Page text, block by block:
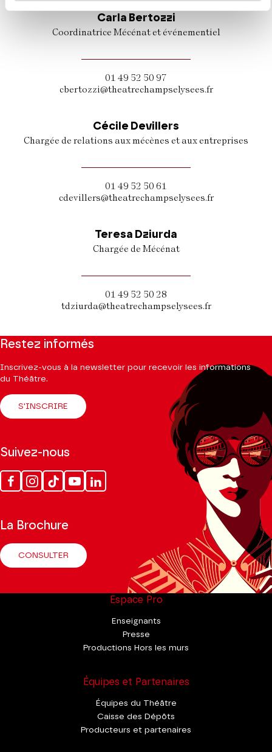
Carla Bertozzi
Coordinatrice Mécénat et événementiel
01 49 52 50 97
cbertozzi@theatrechampselysees.fr
Cécile Devillers
Chargée de relations aux mécènes et aux entreprises
01 49 52 50 61
cdevillers@theatrechampselysees.fr
Teresa Dziurda
Chargée de Mécénat
01 49 52 50 28
tdziurda@theatrechampselysees.fr
Restez informés
Inscrivez-vous à la newsletter pour recevoir les informations
du Théâtre.
S'INSCRIRE
Suivez-nous
FacebookInstagram
Tik
Tok
YoutubeLinkedin
La Brochure
CONSULTER
Espace Pro
Enseignants
Presse
Productions Hors les murs
Équipes et Partenaires
Équipes du Théâtre
Caisse des Dépôts
Producteurs et partenaires